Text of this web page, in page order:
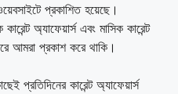
প্রকাশিত হয়েছে।
অ্যাফেয়ার্স এবং মাসিক কারেন্ট
আমরা প্রকাশ করে থাকি।
প্রতিদিনের কারেন্ট অ্যাফেয়ার্স